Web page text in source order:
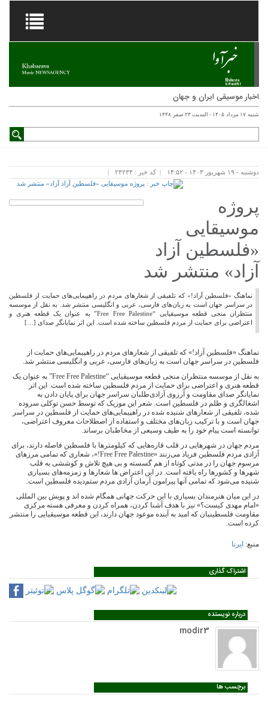
اخبار موسیقی ایران و جهان
شنبه ۱۷ مرداد ۱۴۰۵ - السبت ۲۳ صفر ۱۴۴۸
دوشنبه - ۱۹ شهریور ۱۴۰۳ - ۱۴:۵۲ کد خبر : ۲۴۲۳۴
پروژه
موسیقایی
«فلسطین آزاد
آزاد» منتشر شد
نماهنگ «فلسطین آزاد!» که تلفیقی از شعارهای مردم در راهپیمایی‌های حمایت از فلسطین
در سراسر جهان است به زبان‌های فارسی، عربی و انگلیسی منتشر شد. به نقل از موسسه
منتظران منجی قطعه موسیقیایی “Free Free Palestine” به‌ عنوان یک قطعه هنری و
اعتراضی برای حمایت از مردم فلسطین ساخته شده است. این اثر نمایانگر صدای […]
نماهنگ «فلسطین آزاد!» که تلفیقی از شعارهای مردم در راهپیمایی‌های حمایت از
فلسطین در سراسر جهان است به زبان‌های فارسی، عربی و انگلیسی منتشر شد.
به نقل از موسسه منتظران منجی قطعه موسیقیایی “Free Free Palestine” به‌ عنوان یک
قطعه هنری و اعتراضی برای حمایت از مردم فلسطین ساخته شده است. این اثر
نمایانگر صدای مقاومت و آرزوی آزادی‌طلبان سراسر جهان برای پایان دادن به
اشغالگری و ظلم در فلسطین است. شعر این موزیک که توسط حسن توکلی سروده
شده، تلفیقی از شعارهای شنیده شده در راهپیمایی‌های حمایت از فلسطین در سراسر
جهان است و با ترکیب زبان‌های مختلف و استفاده از اصطلاحات معروف اعتراضی،
توانسته است پیام خود را به طیف وسیعی از مخاطبان برساند.
مردم جهان در شهرهایی در قلب قاره‌هایی که کیلومترها با فلسطین فاصله دارند، برای
آزادی مردم فلسطین فریاد می‌زنند «Free Free Palestine!»، شعاری که تمامی مرزهای
مرسوم جهان را در مدتی کوتاه از هم گسسته و بی هیچ تلاش و کوششی به قلب
شهرها و کشورها راه یافته است. در این اعتراض ها شعارها و زمزمه‌های بسیاری
شنیده می‌شود که تمامی آنها پیرامون آرمان آزادی مردم ستم‌دیده فلسطین است.
در این میان هنرمندان بسیاری با این حرکت جهانی همگام شده اند و پویش بین المللی
«امام مهدی کیست؟» نیز با هدف آشنا کردن، همراه کردن و معرفی هسته مرکزی
مقاومت فلسطینیان که امید به آینده موعود جهان دارند، این قطعه موسیقیایی را منتشر
کرده است.
منبع: ایرنا
اشتراک گذاری
درباره نویسنده
modir3
برچسب ها